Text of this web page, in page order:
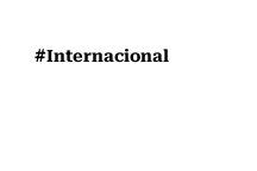
#Internacional